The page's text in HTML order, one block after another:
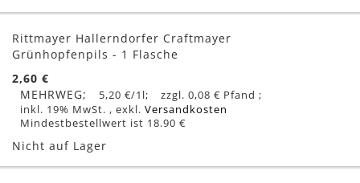
Rittmayer Hallerndorfer Craftmayer
Grünhopfenpils - 1 Flasche
2,60 €
MEHRWEG
5,20 €/1l
0,08 €
inkl. 19% MwSt. , exkl. Versandkosten
Mindestbestellwert ist 18.90 €
Nicht auf Lager